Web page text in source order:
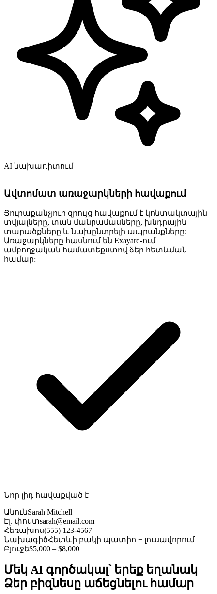
AI նախադիտում
Ավտոմատ առաջարկների հավաքում
Յուրաքանչյուր զրույց հավաքում է կոնտակտային
տվյալները, տան մանրամասները, խնդրային
տարածքները և նախընտրելի ապրանքները:
Առաջարկները հասնում են Exayard-ում
ամբողջական համատեքստով ձեր հետևման
համար:
Նոր լիդ հավաքված է
ԱնունSarah Mitchell
Էլ. փոստsarah@email.com
Հեռախոս(555) 123-4567
ՆախագիծՀետևի բակի պատիո + լուսավորում
Բյուջե$5,000 – $8,000
Մեկ AI գործակալ՝ երեք եղանակ
Ձեր բիզնեսը աճեցնելու համար